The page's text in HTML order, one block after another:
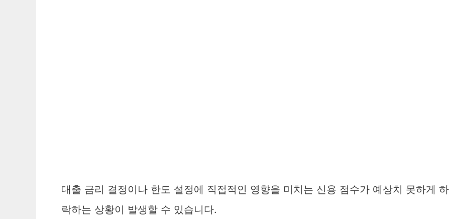
대출 금리 결정이나 한도 설정에 직접적인 영향을 미치는 신용 점수가 예상치 못하게 하
락하는 상황이 발생할 수 있습니다.